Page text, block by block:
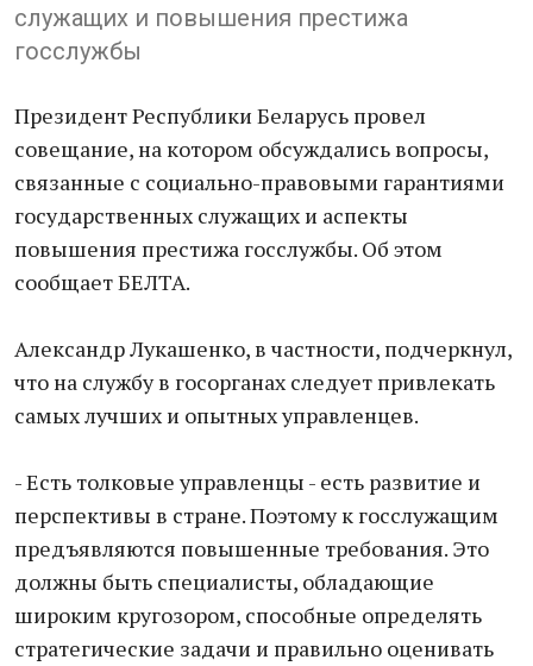
служащих и повышения престижа
госслужбы
Президент Республики Беларусь провел
совещание, на котором обсуждались вопросы,
связанные с социально-правовыми гарантиями
государственных служащих и аспекты
повышения престижа госслужбы. Об этом
сообщает БЕЛТА.
Александр Лукашенко, в частности, подчеркнул,
что на службу в госорганах следует привлекать
самых лучших и опытных управленцев.
- Есть толковые управленцы - есть развитие и
перспективы в стране. Поэтому к госслужащим
предъявляются повышенные требования. Это
должны быть специалисты, обладающие
широким кругозором, способные определять
стратегические задачи и правильно оценивать